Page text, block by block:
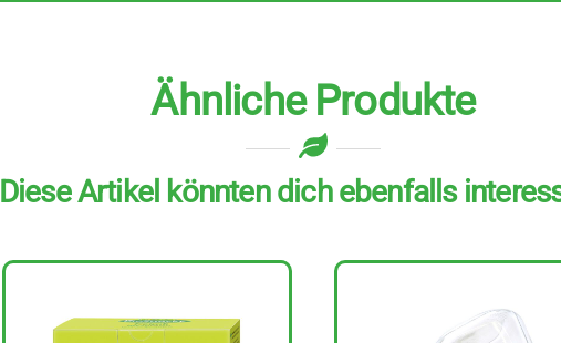
Ähnliche Produkte
Diese Artikel könnten dich ebenfalls